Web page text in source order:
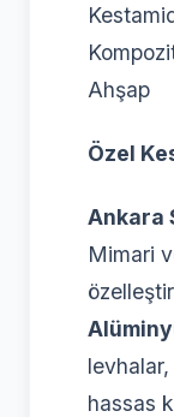
Ahşap
Özel
Ankara
Mimari
hassas